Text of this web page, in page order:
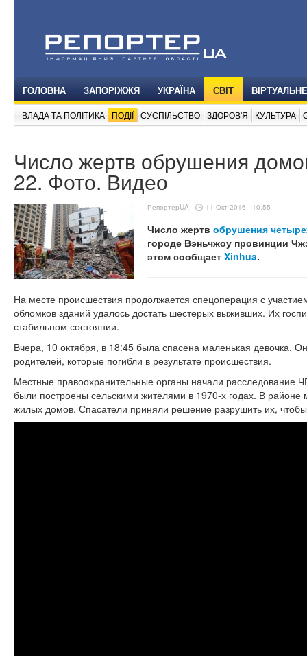
ГОЛОВНА ЗАПОРІЖЖЯ УКРАЇНА СВІТ
ВЛАДА ТА ПОЛІТИКА ПОДІЇ СУСПІЛЬСТВО ЗДОРОВ'Я КУЛЬТУРА
Число жертв обрушения
22. Фото. Видео
РепортерUA 11 Окт 2016 - 10:55
Число жертв обрушения
городе Вэньчжоу провинции
этом сообщает Xinhua.
На месте происшествия продолжается спецоперация с
обломков зданий удалось достать шестерых выживших. Их
стабильном состоянии.
Вчера, 10 октября, в 18:45 была спасена маленькая девочка.
родителей, которые погибли в результате происшествия.
Местные правоохранительные органы начали расследование
были построены сельскими жителями в 1970-х годах. В районе
жилых домов. Спасатели приняли решение разрушить их,